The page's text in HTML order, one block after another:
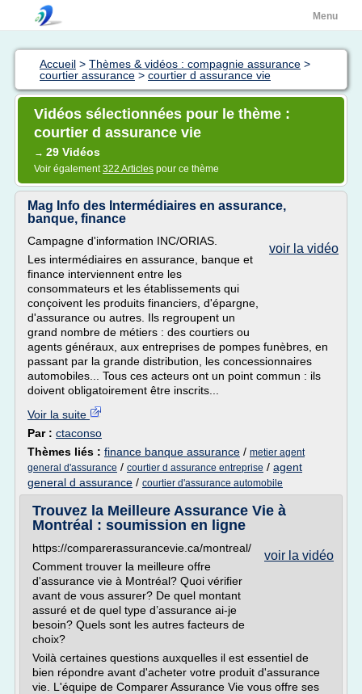
Menu
Accueil > Thèmes & vidéos : compagnie assurance >
courtier assurance > courtier d assurance vie
Vidéos sélectionnées pour le thème :
courtier d assurance vie
→ 29 Vidéos
Voir également322 Articles pour ce thème
Mag Info des Intermédiaires en assurance,
banque, finance
voir la vidéo
Campagne d'information INC/ORIAS.
Les intermédiaires en assurance, banque et
finance interviennent entre les
consommateurs et les établissements qui
conçoivent les produits financiers, d'épargne,
d'assurance ou autres. Ils regroupent un
grand nombre de métiers : des courtiers ou
agents généraux, aux entreprises de pompes funèbres, en
passant par la grande distribution, les concessionnaires
automobiles... Tous ces acteurs ont un point commun : ils
doivent obligatoirement être inscrits...
Voir la suite
Par : ctaconso
Thèmes liés : finance banque assurance / metier agent
general d'assurance / courtier d assurance entreprise / agent
general d assurance / courtier d'assurance automobile
Trouvez la Meilleure Assurance Vie à
Montréal : soumission en ligne
voir la vidéo
https://comparerassurancevie.ca/montreal/
Comment trouver la meilleure offre
d'assurance vie à Montréal? Quoi vérifier
avant de vous assurer? De quel montant
assuré et de quel type d’assurance ai-je
besoin? Quels sont les autres facteurs de
choix?
Voilà certaines questions auxquelles il est essentiel de
bien répondre avant d'acheter votre produit d'assurance
vie. L'équipe de Comparer Assurance Vie vous offre ses